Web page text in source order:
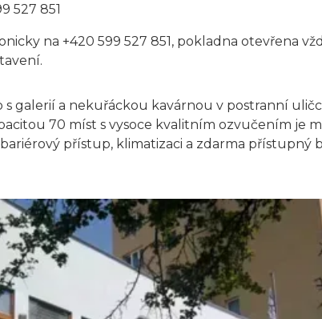
527 851
na +420 599 527 851, pokladna otevřena
s galerií a nekuřáckou kavárnou v postranní
70 míst s vysoce kvalitním ozvučením je
přístup, klimatizaci a zdarma přístupný